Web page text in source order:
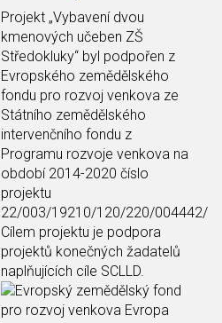
Projekt „Vybavení dvou
kmenových učeben ZŠ
Středokluky“ byl podpořen z
Evropského zemědělského
fondu pro rozvoj venkova ze
Státního zemědělského
intervenčního fondu z
Programu rozvoje venkova na
období 2014-2020 číslo
projektu
22/003/19210/120/220/004442/
Cílem projektu je podpora
projektů konečných žadatelů
naplňujících cíle SCLLD.